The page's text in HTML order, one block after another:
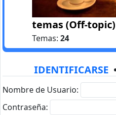
temas (Off-topic)
Temas: 24
IDENTIFICARSE
Nombre de Usuario:
Contraseña: